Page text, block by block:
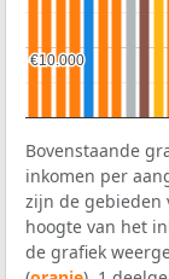
€10.000
€10.000
Bovenstaande
inkomen per
zijn de gebieden
hoogte van het
de grafiek